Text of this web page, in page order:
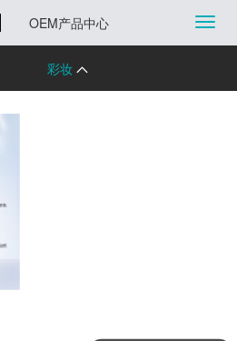
切
换
导
OEM产品中心
彩妆